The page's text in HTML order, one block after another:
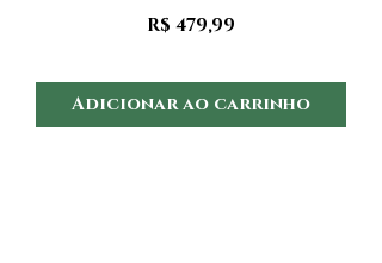
Preço
R$ 479,99
Adicionar ao carrinho